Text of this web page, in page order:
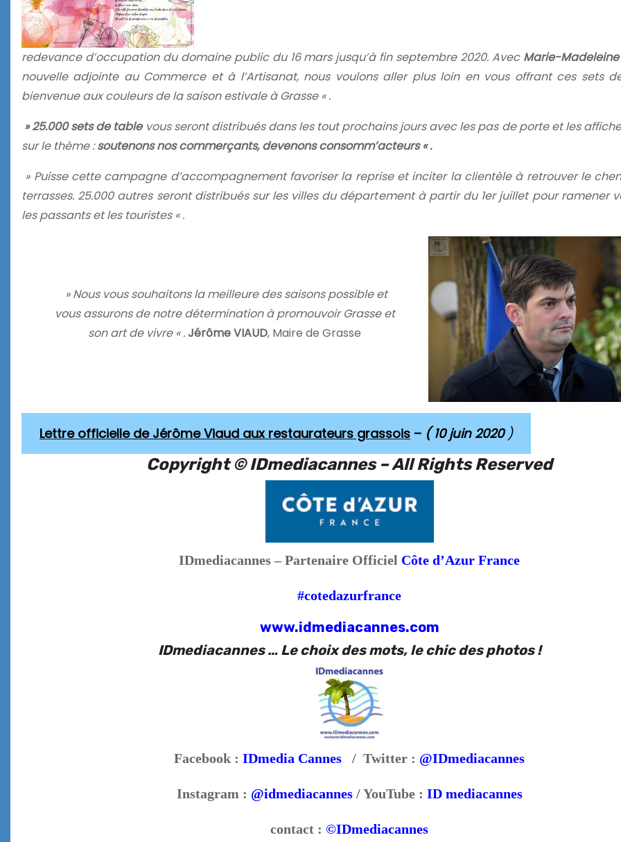
redevance d’occupation du domaine public du 16 mars jusqu’à fin septembre 2020. Avec Marie-Madeleine
nouvelle adjointe au Commerce et à l’Artisanat, nous voulons aller plus loin en vous offrant ces sets
bienvenue aux couleurs de la saison estivale à Grasse « .
» 25.000 sets de tablevous seront distribués dans les tout prochains jours avec les pas de porte et les
sur le thème :soutenons nos commerçants, devenons consomm’acteurs « .
» Puisse cette campagne d’accompagnement favoriser la reprise et inciter la clientèle à retrouver le
terrasses. 25.000 autres seront distribués sur les villes du département à partir du 1er juillet pour ramener
les passants et les touristes « .
» Nous vous souhaitons la meilleure des saisons possible et
vous assurons de notre détermination à promouvoir Grasse et
son art de vivre « .Jérôme VIAUD, Maire de Grasse
Lettre officielle de Jérôme Viaud aux restaurateurs grassois –( 10 juin 2020)
Copyright©IDmediacannes –All Rights Reserved
IDmediacannes – Partenaire Officiel Côte d’Azur France
#cotedazurfrance
www.idmediacannes.com
IDmediacannes … Le choix des mots, le chic des photos !
Facebook : IDmedia Cannes / Twitter : @IDmediacannes
Instagram : @idmediacannes/ YouTube : ID mediacannes
contact : ©IDmediacannes